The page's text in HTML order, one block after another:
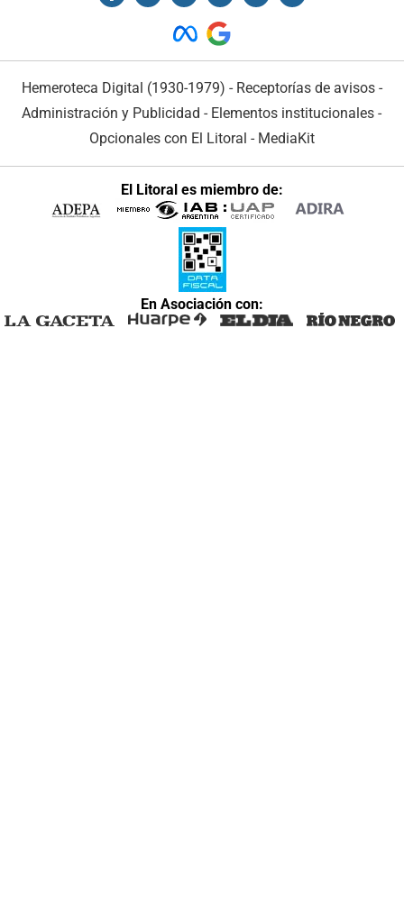
Hemeroteca Digital (1930-1979) - Receptorías de avisos -
Administración y Publicidad - Elementos institucionales -
Opcionales con El Litoral - MediaKit
El Litoral es miembro de:
En Asociación con: